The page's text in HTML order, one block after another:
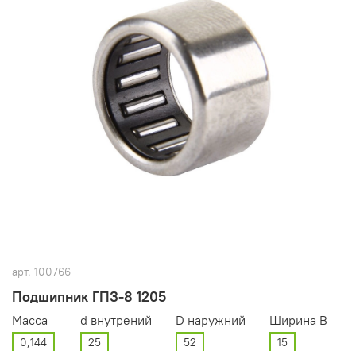
арт. 100766
Подшипник ГПЗ-8 1205
Масса
0,144
d внутрений
25
D наружний
52
Ширина В
15